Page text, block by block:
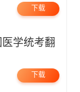
下载
下载